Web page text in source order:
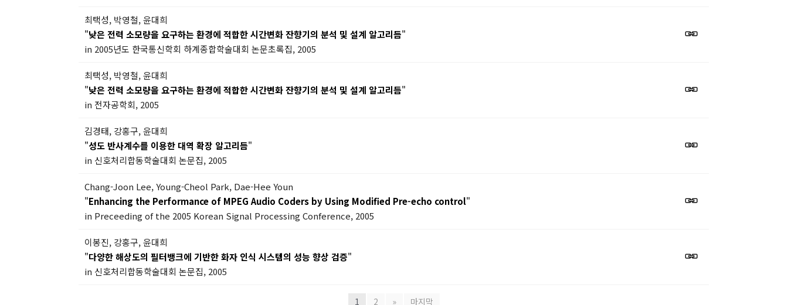
최택성, 박영철, 윤대희
"낮은 전력 소모량을 요구하는 환경에 적합한 시간변화 잔향기의 분석 및 설계 알고리듬"
in 2005년도 한국통신학회 하계종합학술대회 논문초록집, 2005
최택성, 박영철, 윤대희
"낮은 전력 소모량을 요구하는 환경에 적합한 시간변화 잔향기의 분석 및 설계 알고리듬"
in 전자공학회, 2005
김경태, 강홍구, 윤대희
"성도 반사계수를 이용한 대역 확장 알고리듬"
in 신호처리합동학술대회 논문집, 2005
Chang-Joon Lee, Young-Cheol Park, Dae-Hee Youn
"Enhancing the Performance of MPEG Audio Coders by Using Modified Pre-echo control"
in Preceeding of the 2005 Korean Signal Processing Conference, 2005
이봉진, 강홍구, 윤대희
"다양한 해상도의 필터뱅크에 기반한 화자 인식 시스템의 성능 향상 검증"
in 신호처리합동학술대회 논문집, 2005
1 2 » 마지막